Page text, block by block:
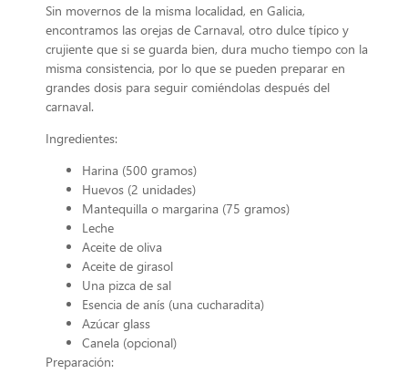
Sin movernos de la misma localidad, en Galicia,
encontramos las orejas de Carnaval, otro dulce típico y
crujiente que si se guarda bien, dura mucho tiempo con la
misma consistencia, por lo que se pueden preparar en
grandes dosis para seguir comiéndolas después del
carnaval.
Ingredientes:
Harina (500 gramos)
Huevos (2 unidades)
Mantequilla o margarina (75 gramos)
Leche
Aceite de oliva
Aceite de girasol
Una pizca de sal
Esencia de anís (una cucharadita)
Azúcar glass
Canela (opcional)
Preparación: